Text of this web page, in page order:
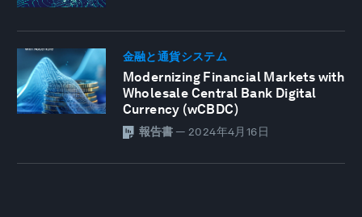
金融と通貨システム
Modernizing Financial Markets with
Wholesale Central Bank Digital
Currency (wCBDC)
報告書 — 2024年4月16日